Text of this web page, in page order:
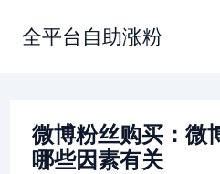
全平台自助涨粉
微博粉丝购买：微
哪些因素有关